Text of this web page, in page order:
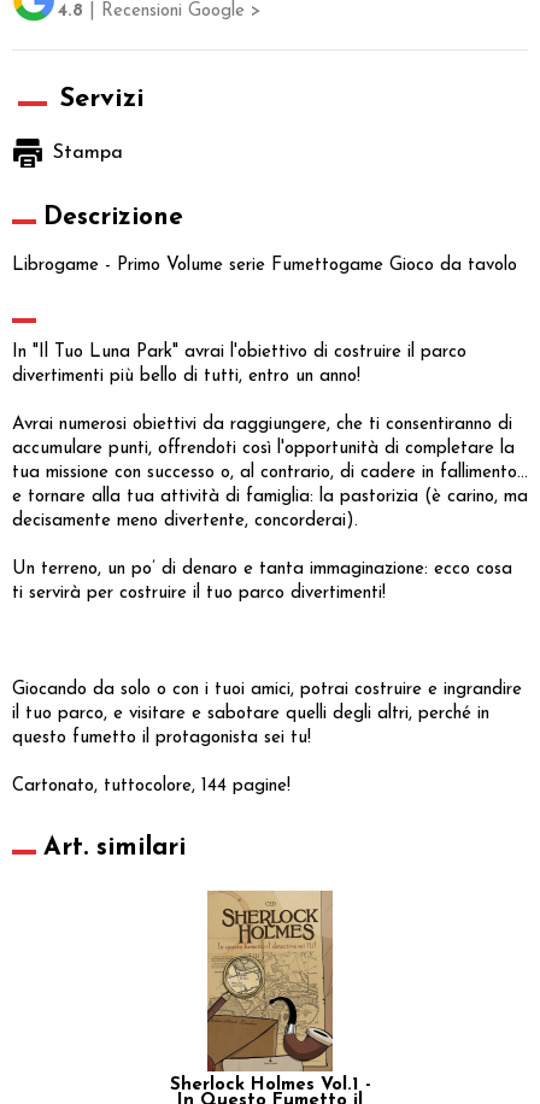
4.8 | Recensioni Google >
Servizi
Stampa
Descrizione
Librogame - Primo Volume serie Fumettogame Gioco da tavolo
In "Il Tuo Luna Park" avrai l'obiettivo di costruire il parco
divertimenti più bello di tutti, entro un anno!
Avrai numerosi obiettivi da raggiungere, che ti consentiranno di
accumulare punti, offrendoti così l'opportunità di completare la
tua missione con successo o, al contrario, di cadere in fallimento...
e tornare alla tua attività di famiglia: la pastorizia (è carino, ma
decisamente meno divertente, concorderai).
Un terreno, un po’ di denaro e tanta immaginazione: ecco cosa
ti servirà per costruire il tuo parco divertimenti!
Giocando da solo o con i tuoi amici, potrai costruire e ingrandire
il tuo parco, e visitare e sabotare quelli degli altri, perché in
questo fumetto il protagonista sei tu!
Cartonato, tuttocolore, 144 pagine!
Art. similari
Sherlock Holmes Vol.1 -
In Questo Fumetto il